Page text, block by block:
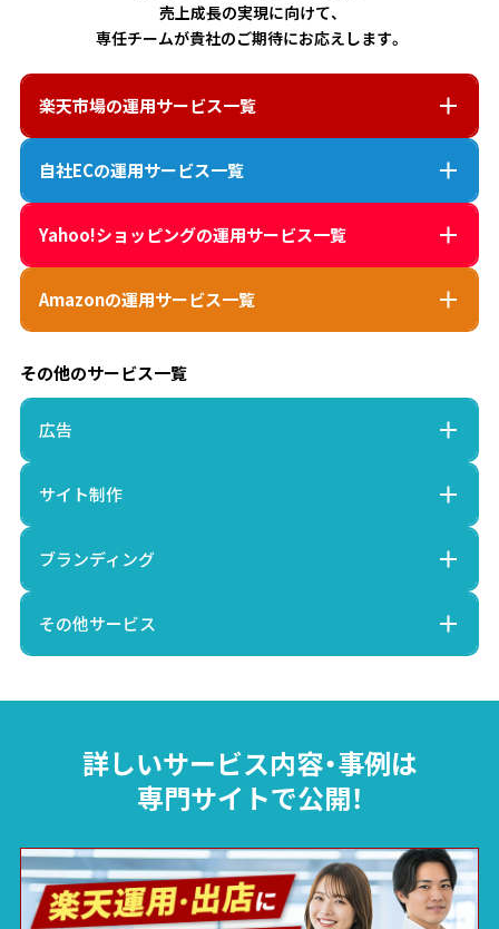
売上成長の実現に向けて、
専任チームが貴社のご期待にお応えします。
楽天市場の運用サービス一覧
自社ECの運用サービス一覧
Yahoo!ショッピングの運用サービス一覧
Amazonの運用サービス一覧
その他のサービス一覧
広告
サイト制作
ブランディング
その他サービス
詳しいサービス内容・事例は
専門サイトで公開！